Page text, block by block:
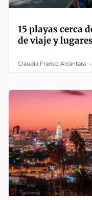
15 playas cerca
de viaje y
Claudia Franco Alcántara